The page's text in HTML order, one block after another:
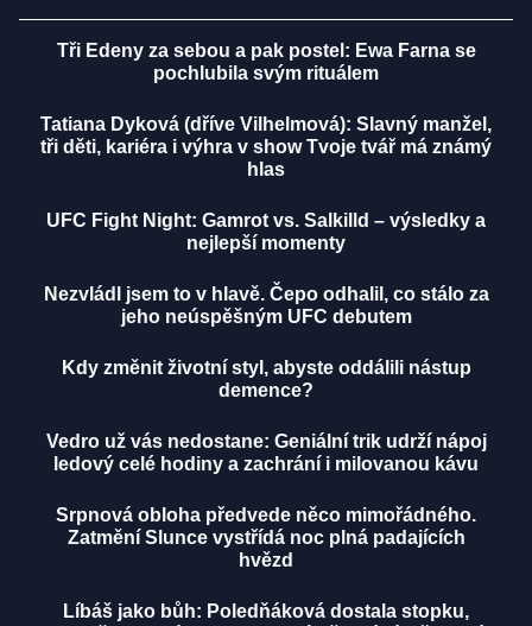
Tři Edeny za sebou a pak postel: Ewa Farna se
pochlubila svým rituálem
Tatiana Dyková (dříve Vilhelmová): Slavný manžel,
tři děti, kariéra i výhra v show Tvoje tvář má známý
hlas
UFC Fight Night: Gamrot vs. Salkilld – výsledky a
nejlepší momenty
Nezvládl jsem to v hlavě. Čepo odhalil, co stálo za
jeho neúspěšným UFC debutem
Kdy změnit životní styl, abyste oddálili nástup
demence?
Vedro už vás nedostane: Geniální trik udrží nápoj
ledový celé hodiny a zachrání i milovanou kávu
Srpnová obloha předvede něco mimořádného.
Zatmění Slunce vystřídá noc plná padajících
hvězd
Líbáš jako bůh: Poledňáková dostala stopku,